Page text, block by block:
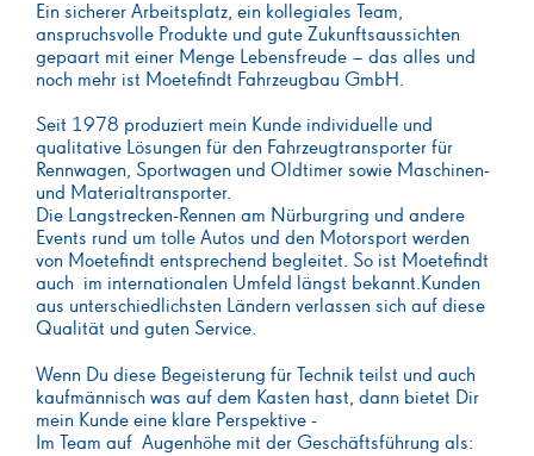
Ein sicherer Arbeitsplatz, ein kollegiales Team,
anspruchsvolle Produkte und gute Zukunftsaussichten
gepaart mit einer Menge Lebensfreude – das alles und
noch mehr ist Moetefindt Fahrzeugbau GmbH.
Seit 1978 produziert mein Kunde individuelle und
qualitative Lösungen für den Fahrzeugtransporter für
Rennwagen, Sportwagen und Oldtimer sowie Maschinen-
und Materialtransporter.
Die Langstrecken-Rennen am Nürburgring und andere
Events rund um tolle Autos und den Motorsport werden
von Moetefindt entsprechend begleitet. So ist Moetefindt
auch im internationalen Umfeld längst bekannt.Kunden
aus unterschiedlichsten Ländern verlassen sich auf diese
Qualität und guten Service.
Wenn Du diese Begeisterung für Technik teilst und auch
kaufmännisch was auf dem Kasten hast, dann bietet Dir
mein Kunde eine klare Perspektive -
Im Team auf Augenhöhe mit der Geschäftsführung als: